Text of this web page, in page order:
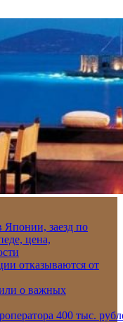
Японии, заезд по
цена,
отказываются от
о важных
400 тыс.